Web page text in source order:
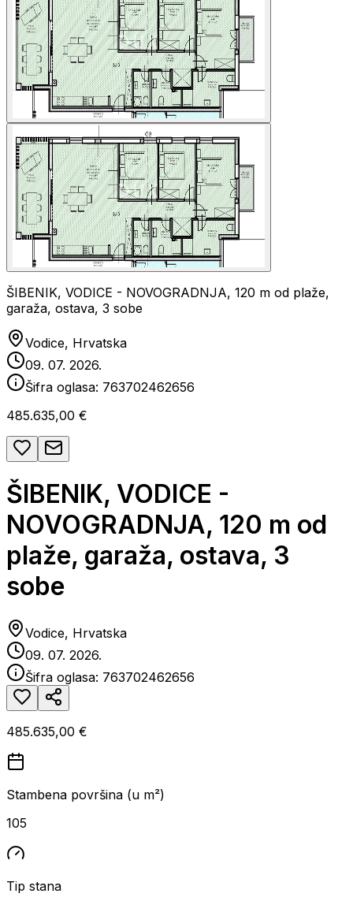
ŠIBENIK, VODICE - NOVOGRADNJA, 120 m od plaže,
garaža, ostava, 3 sobe
Vodice, Hrvatska
09. 07. 2026.
Šifra oglasa: 763702462656
485.635,00 €
ŠIBENIK, VODICE -
NOVOGRADNJA, 120 m od
plaže, garaža, ostava, 3
sobe
Vodice, Hrvatska
09. 07. 2026.
Šifra oglasa: 763702462656
485.635,00 €
Stambena površina (u m²)
105
Tip stana